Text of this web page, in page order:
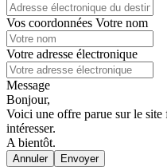
Vos coordonnées Votre nom
Votre adresse électronique
Message
Bonjour,
Voici une offre parue sur le
intéresser.
A bientôt.
Annuler